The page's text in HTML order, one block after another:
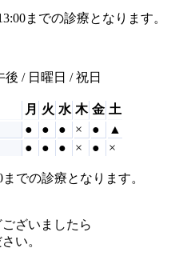
までの診療となります。
/ 日曜日 / 祝日
月 火 水 木 金 土
● ● ● × ●
▲
● ● ● × ● ×
での診療となります。
ざいましたら
い。